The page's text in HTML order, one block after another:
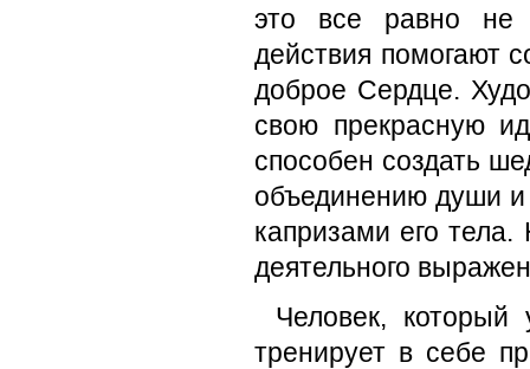
это все равно не
действия помогают
доброе Сердце.
свою прекрасную
способен создать
объединению души и
капризами его
деятельного
Человек, который
тренирует в себе